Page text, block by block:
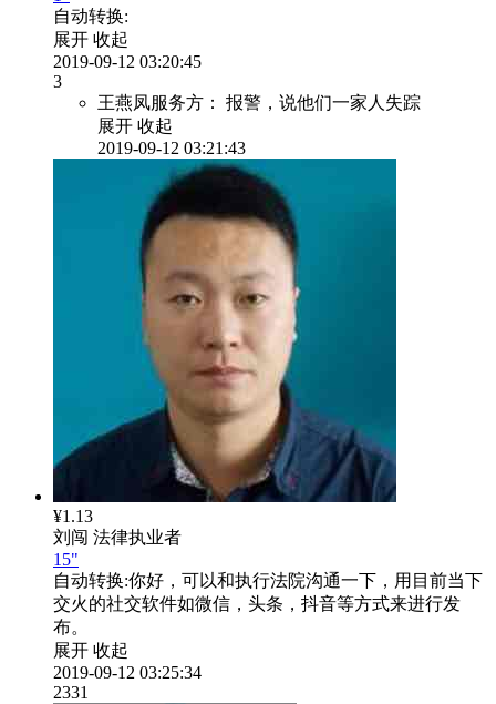
自动转换:
展开 收起
2019-09-12 03:20:45
3
王燕凤服务方：
报警，说他们一家人失踪
展开 收起
2019-09-12 03:21:43
¥1.13
刘闯 法律执业者
15"
自动转换:你好，可以和执行法院沟通一下，用目前当下
交火的社交软件如微信，头条，抖音等方式来进行发
布。
展开 收起
2019-09-12 03:25:34
2331